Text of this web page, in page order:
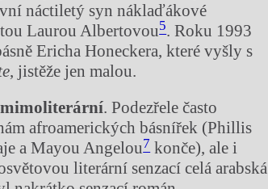
náctiletý syn náklaďákové
Laurou Albertovou5. Roku 1993
Ericha Honeckera, které vyšly s
, jistěže jen malou.
mimoliterární. Podezřele často
afroamerických básnířek (Phillis
a Mayou Angelou7konče), ale i
literární senzací celá arabská